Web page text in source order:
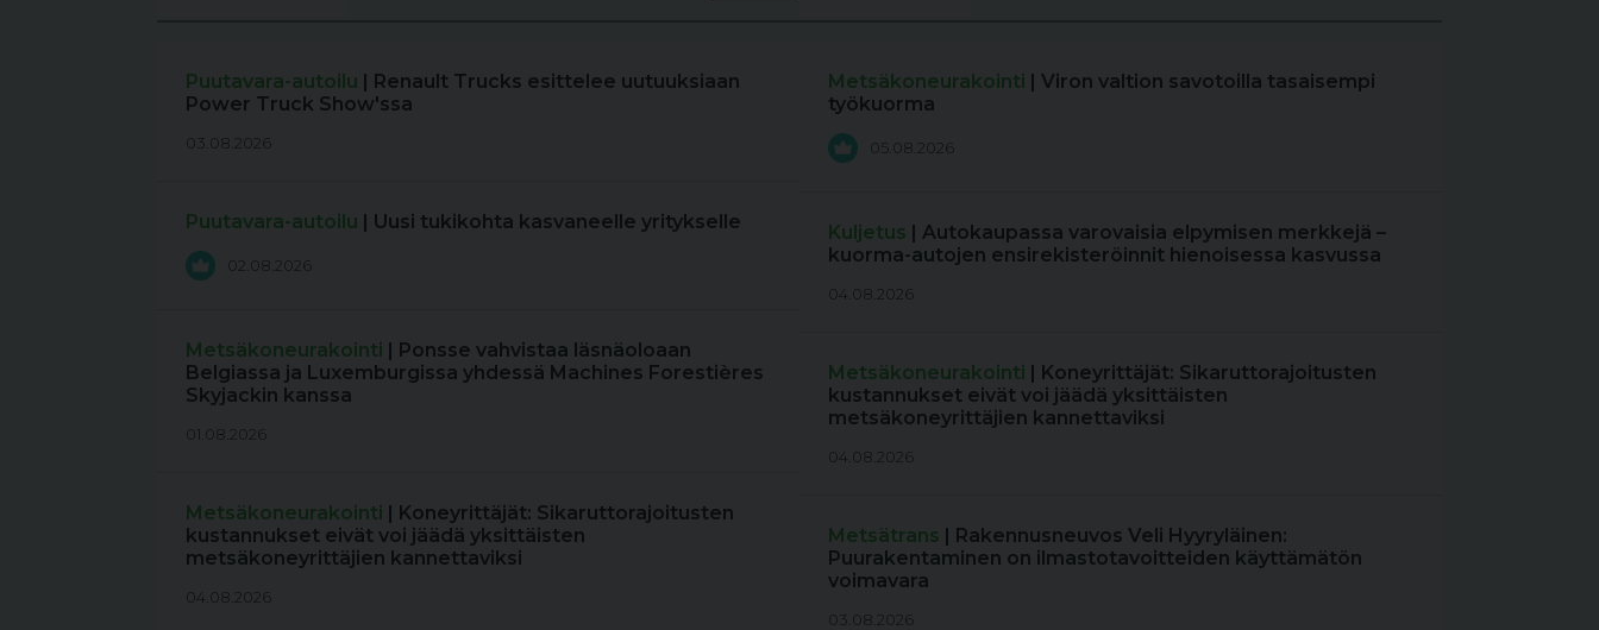
Puutavara-autoilu | Renault Trucks esittelee uutuuksiaan
Power Truck Show'ssa
03.08.2026
Puutavara-autoilu | Uusi tukikohta kasvaneelle yritykselle
02.08.2026
Metsäkoneurakointi | Ponsse vahvistaa läsnäoloaan
Belgiassa ja Luxemburgissa yhdessä Machines Forestières
Skyjackin kanssa
01.08.2026
Metsäkoneurakointi | Koneyrittäjät: Sikaruttorajoitusten
kustannukset eivät voi jäädä yksittäisten
metsäkoneyrittäjien kannettaviksi
04.08.2026
Metsäkoneurakointi | Viron valtion savotoilla tasaisempi
työkuorma
05.08.2026
Kuljetus | Autokaupassa varovaisia elpymisen merkkejä –
kuorma-autojen ensirekisteröinnit hienoisessa kasvussa
04.08.2026
Metsäkoneurakointi | Koneyrittäjät: Sikaruttorajoitusten
kustannukset eivät voi jäädä yksittäisten
metsäkoneyrittäjien kannettaviksi
04.08.2026
Metsätrans | Rakennusneuvos Veli Hyyryläinen:
Puurakentaminen on ilmastotavoitteiden käyttämätön
voimavara
03.08.2026